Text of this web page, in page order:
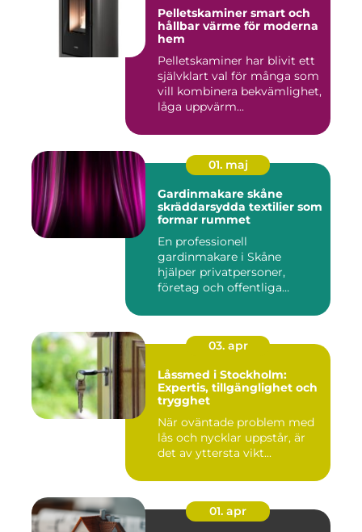
Pelletskaminer smart och
hållbar värme för moderna
hem
Pelletskaminer har blivit ett
självklart val för många som
vill kombinera bekvämlighet,
låga uppvärm...
01. maj
Gardinmakare skåne
skräddarsydda textilier som
formar rummet
En professionell
gardinmakare i Skåne
hjälper privatpersoner,
företag och offentliga
03. apr
Låssmed i Stockholm:
Expertis, tillgänglighet och
trygghet
När oväntade problem med
lås och nycklar uppstår, är
det av yttersta vikt...
01. apr